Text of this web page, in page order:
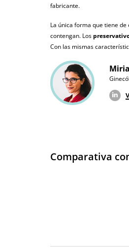
fabricante.
La única forma que tiene
contengan. Los
Con las mismas
Comparativa